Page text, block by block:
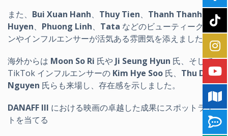
また、 Bui Xuan Hanh、 Thuy Tien、 Thanh Thanh
Huyen、 Phuong Linh、 Tata などのビューティークイー
ンやインフルエンサーが活気ある雰囲気を添えました。
海外からは Moon So Ri 氏や Ji Seung Hyun 氏、そして
TikTok インフルエンサーの Kim Hye Soo 氏、 Thu Dan
Nguyen 氏らも来場し、存在感を示しました。
DANAFF III における映画の卓越した成果にスポットライ
トを当てる